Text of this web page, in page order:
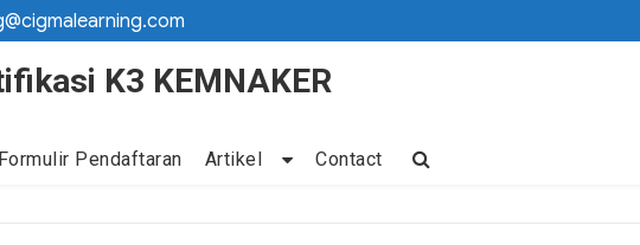
K3 KEMNAKER
Formulir Pendaftaran Artikel Contact